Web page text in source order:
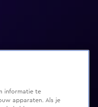
informatie te
apparaten. Als je